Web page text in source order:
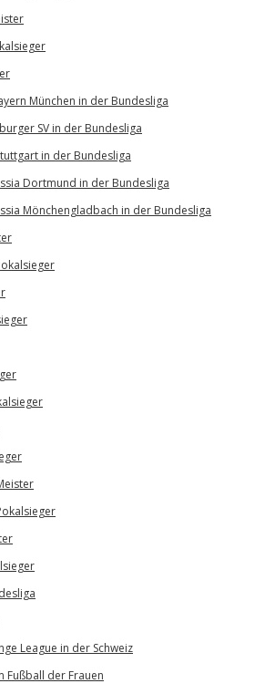
München in der Bundesliga
SV in der Bundesliga
in der Bundesliga
Dortmund in der Bundesliga
Mönchengladbach in der Bundesliga
League in der Schweiz
Fußball der Frauen